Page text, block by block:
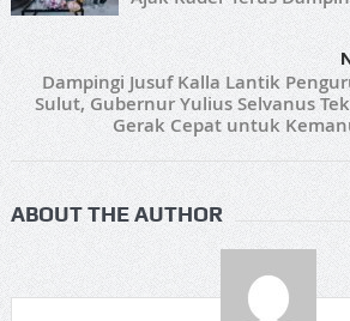
Dampingi Jusuf Kalla Lantik
Sulut, Gubernur Yulius Selvanus
Gerak Cepat untuk
ABOUT THE AUTHOR